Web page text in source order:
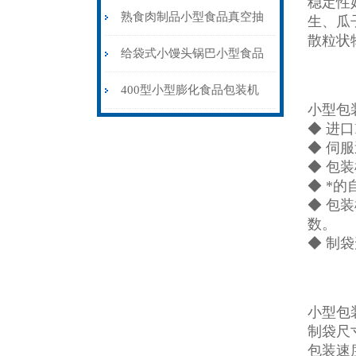
包装机旋转盘下料
熟食肉制品小型食品真空抽
气包装机厂家供应
给袋式小馒头锅巴小型食品
包装机厂家定制
400型小型膨化食品包装机
生、瓜
散粒状
小型包
◆ 进口
◆ 伺服
◆ 包装
◆ *的
◆ 包装
数。
◆ 制袋
小型包
制袋尺
包装速